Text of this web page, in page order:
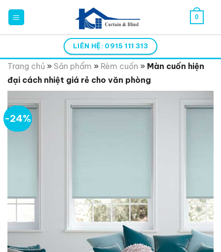
content
0
LIÊN HỆ: 0915 111 313
Trang chủ » Sản phẩm » Rèm cuốn » Màn cuốn hiện
đại cách nhiệt giá rẻ cho văn phòng
-24%